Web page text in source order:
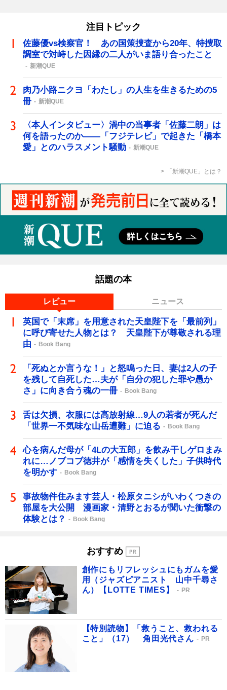
注目トピック
佐藤優vs検察官！ あの国策捜査から20年、特捜取
調室で対峙した因縁の二人がいま語り合ったこと
新潮QUE
肉乃小路ニクヨ「わたし」の人生を生きるための5
冊
新潮QUE
〈本人インタビュー〉渦中の当事者「佐藤二朗」は
何を語ったのか――「フジテレビ」で起きた「橋本
愛」とのハラスメント騒動
新潮QUE
「新潮QUE」とは？
話題の本
レビュー ニュース
英国で「末席」を用意された天皇陛下を「最前列」
に呼び寄せた人物とは？ 天皇陛下が尊敬される理
由
Book Bang
「死ぬとか言うな！」と怒鳴った日、妻は2人の子
を残して自死した…夫が「自分の犯した罪や愚か
さ」に向き合う魂の一冊
Book Bang
舌は欠損、衣服には高放射線…9人の若者が死んだ
「世界一不気味な山岳遭難」に迫る
Book Bang
心を病んだ母が「4Lの大五郎」を飲み干しゲロまみ
れに…ノブコブ徳井が「感情を失くした」子供時代
を明かす
Book Bang
事故物件住みます芸人・松原タニシがいわくつきの
部屋を大公開 漫画家・清野とおるが聞いた衝撃の
体験とは？
Book Bang
おすすめ
創作にもリフレッシュにもガムを愛
用（ジャズピアニスト 山中千尋さ
ん）【LOTTE TIMES】
PR
【特別読物】「救うこと、救われる
こと」（17） 角田光代さん
PR